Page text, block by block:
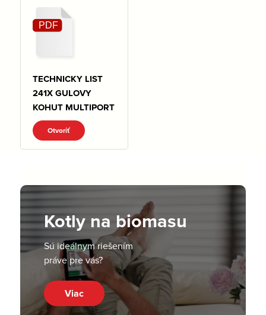
TECHNICKY LIST
241X GULOVY
KOHUT MULTIPORT
Otvoriť
Kotly na biomasu
Sú ideálnym riešením
práve pre vás?
Viac